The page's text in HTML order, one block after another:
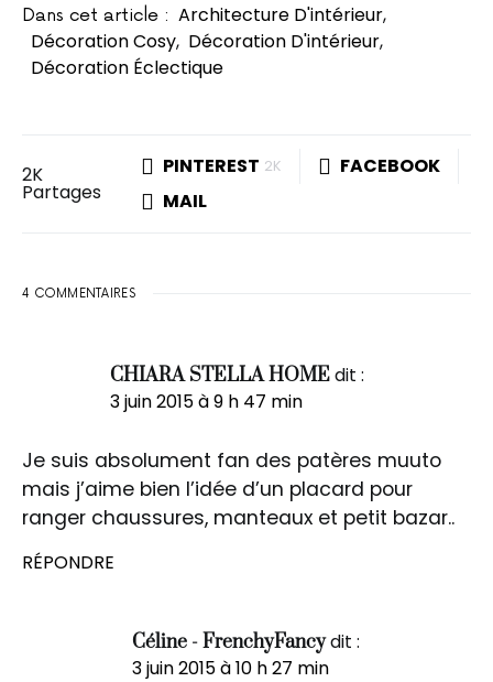
Dans cet article : Architecture D'intérieur,
Décoration Cosy, Décoration D'intérieur,
Décoration Éclectique
2K
Partages
PINTEREST 2K
FACEBOOK
MAIL
4 COMMENTAIRES
CHIARA STELLA HOMEdit :
3 juin 2015 à 9 h 47 min
Je suis absolument fan des patères muuto
mais j’aime bien l’idée d’un placard pour
ranger chaussures, manteaux et petit bazar..
RÉPONDRE
Céline - FrenchyFancydit :
3 juin 2015 à 10 h 27 min